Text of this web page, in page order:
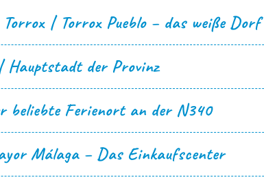
| Torrox Pueblo – das weiße Dorf
Hauptstadt der Provinz
beliebte Ferienort an der N340
Málaga – Das Einkaufscenter